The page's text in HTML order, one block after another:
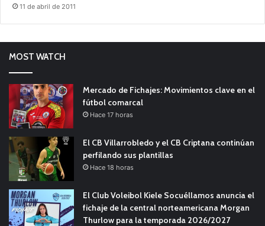
11 de abril de 2011
MOST WATCH
Mercado de Fichajes: Movimientos clave en el
fútbol comarcal
Hace 17 horas
El CB Villarrobledo y el CB Criptana continúan
perfilando sus plantillas
Hace 18 horas
El Club Voleibol Kiele Socuéllamos anuncia el
fichaje de la central norteamericana Morgan
Thurlow para la temporada 2026/2027